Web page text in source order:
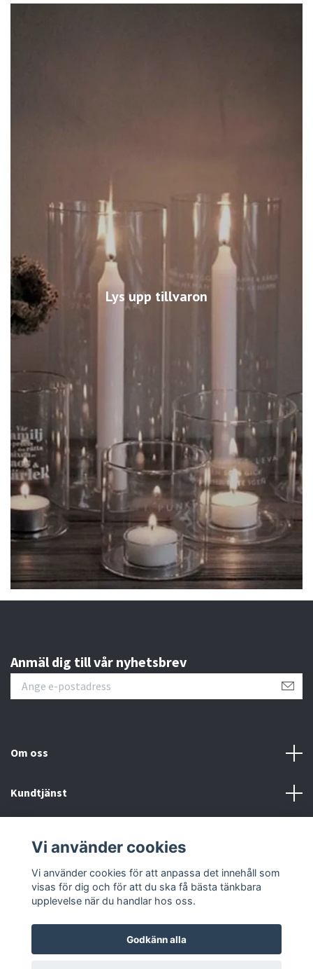
Lys upp tillvaron
Anmäl dig till vår nyhetsbrev
Om oss
Kundtjänst
Sociala medier
Vi använder cookies
Vi använder cookies för att anpassa det innehåll som
visas för dig och för att du ska få bästa tänkbara
upplevelse när du handlar hos oss.
Godkänn alla